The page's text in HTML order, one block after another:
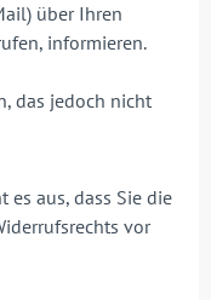
über Ihren
informieren.
das jedoch nicht
es aus, dass Sie die
vor